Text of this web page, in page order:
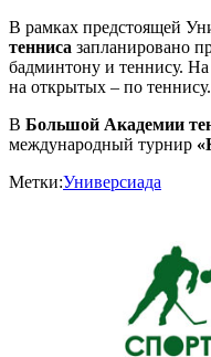
В рамках предстоящей
тенниса запланировано
бадминтону и теннису.
на открытых – по теннису.
В Большой Академии
международный турнир
Метки:Универсиада